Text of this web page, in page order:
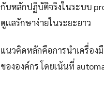
กับหลักปฏิบัติจริงในระบบ
ดูแลรักษาง่ายในระยะยาว
แนวคิดหลักคือการนำเครื่อง
ขององค์กร โดยเน้นที่